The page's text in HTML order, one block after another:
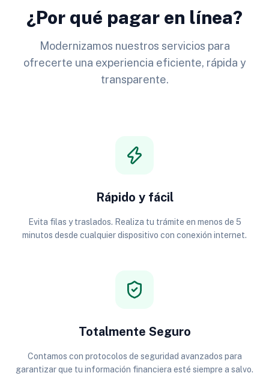
¿Por qué pagar en línea?
Modernizamos nuestros servicios para
ofrecerte una experiencia eficiente, rápida y
transparente.
Rápido y fácil
Evita filas y traslados. Realiza tu trámite en menos de 5
minutos desde cualquier dispositivo con conexión internet.
Totalmente Seguro
Contamos con protocolos de seguridad avanzados para
garantizar que tu información financiera esté siempre a salvo.